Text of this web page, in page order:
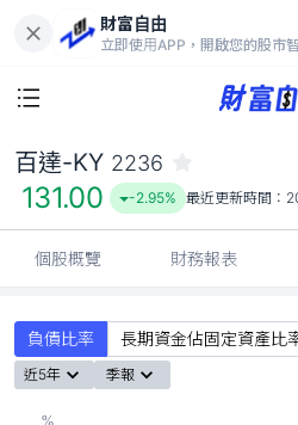
財富自由
立即使用APP，開啟您的股市
131.00
-2.95%
百達-KY 2236
131.00 -2.95% 最近更新時間：
個股概覽 財務報表
負債比率 長期資金佔固定資產比
近5年 季報